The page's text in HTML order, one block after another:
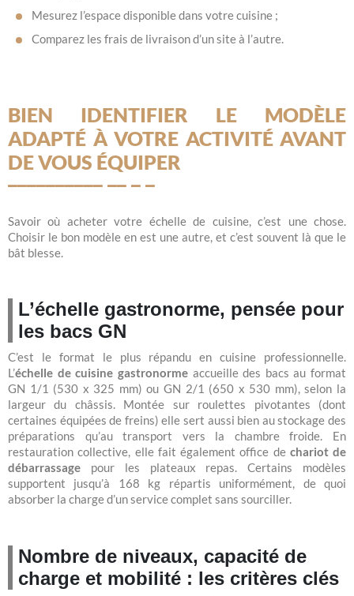
Mesurez l’espace disponible dans votre cuisine ;
Comparez les frais de livraison d’un site à l’autre.
BIEN IDENTIFIER LE MODÈLE
ADAPTÉ À VOTRE ACTIVITÉ AVANT
DE VOUS ÉQUIPER
Savoir où acheter votre échelle de cuisine, c’est une chose.
Choisir le bon modèle en est une autre, et c’est souvent là que le
bât blesse.
L’échelle gastronorme, pensée pour
les bacs GN
C’est le format le plus répandu en cuisine professionnelle.
L’échelle de cuisine gastronormeaccueille des bacs au format
GN 1/1 (530 x 325 mm) ou GN 2/1 (650 x 530 mm), selon la
largeur du châssis. Montée sur roulettes pivotantes (dont
certaines équipées de freins) elle sert aussi bien au stockage des
préparations qu’au transport vers la chambre froide. En
restauration collective, elle fait également office de chariot de
débarrassage pour les plateaux repas. Certains modèles
supportent jusqu’à 168 kg répartis uniformément, de quoi
absorber la charge d’un service complet sans sourciller.
Nombre de niveaux, capacité de
charge et mobilité : les critères clés